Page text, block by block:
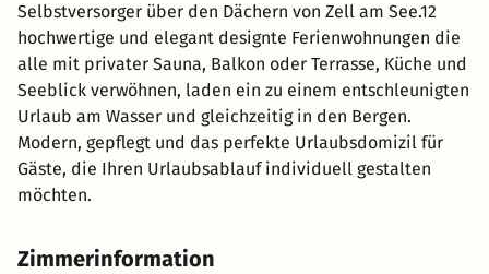
Selbstversorger über den Dächern von Zell am See.12
hochwertige und elegant designte Ferienwohnungen die
alle mit privater Sauna, Balkon oder Terrasse, Küche und
Seeblick verwöhnen, laden ein zu einem entschleunigten
Urlaub am Wasser und gleichzeitig in den Bergen.
Modern, gepflegt und das perfekte Urlaubsdomizil für
Gäste, die Ihren Urlaubsablauf individuell gestalten
möchten.
Zimmerinformation